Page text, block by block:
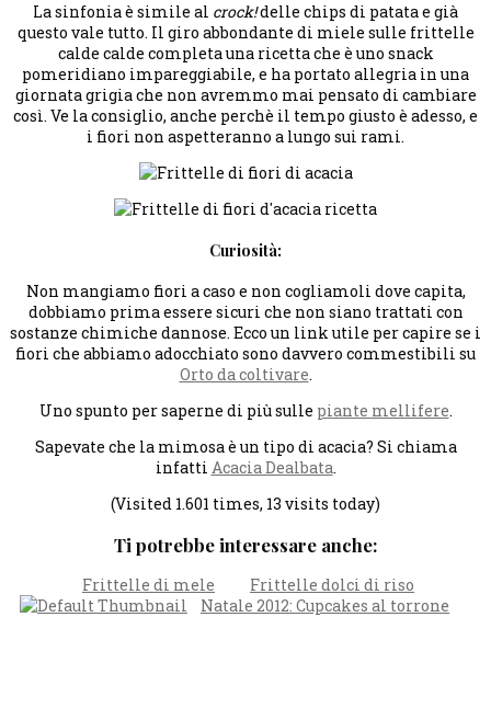
La sinfonia è simile al crock!delle chips di patata e già
questo vale tutto. Il giro abbondante di miele sulle frittelle
calde calde completa una ricetta che è uno snack
pomeridiano impareggiabile, e ha portato allegria in una
giornata grigia che non avremmo mai pensato di cambiare
così. Ve la consiglio, anche perchè il tempo giusto è adesso, e
i fiori non aspetteranno a lungo sui rami.
Curiosità:
Non mangiamo fiori a caso e non cogliamoli dove capita,
dobbiamo prima essere sicuri che non siano trattati con
sostanze chimiche dannose. Ecco un link utile per capire se i
fiori che abbiamo adocchiato sono davvero commestibili su
Orto da coltivare.
Uno spunto per saperne di più sulle piante mellifere.
Sapevate che la mimosa è un tipo di acacia? Si chiama
infatti Acacia Dealbata.
(Visited 1.601 times, 13 visits today)
Ti potrebbe interessare anche:
Frittelle di mele
Frittelle dolci di riso
Natale 2012: Cupcakes al torrone